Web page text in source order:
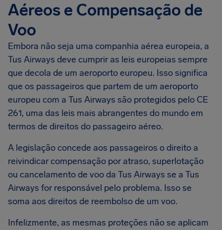
Aéreos e Compensação de
Voo
Embora não seja uma companhia aérea europeia, a
Tus Airways deve cumprir as leis europeias sempre
que decola de um aeroporto europeu. Isso significa
que os passageiros que partem de um aeroporto
europeu com a Tus Airways são protegidos pelo CE
261, uma das leis mais abrangentes do mundo em
termos de direitos do passageiro aéreo.
A legislação concede aos passageiros o direito a
reivindicar compensação por atraso, superlotação
ou cancelamento de voo da Tus Airways se a Tus
Airways for responsável pelo problema. Isso se
soma aos direitos de reembolso de um voo.
Infelizmente, as mesmas proteções não se aplicam